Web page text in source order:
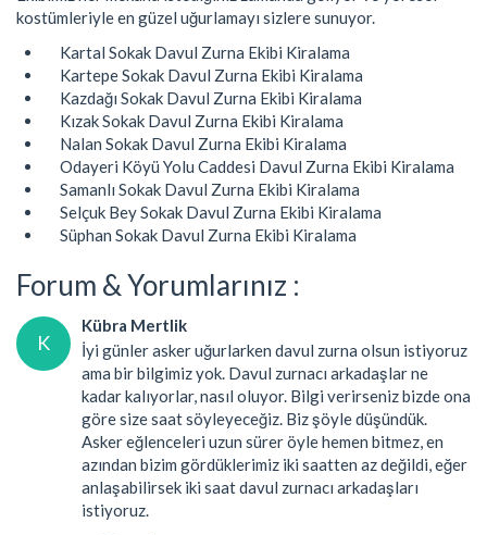
kostümleriyle en güzel uğurlamayı sizlere sunuyor.
Kartal Sokak Davul Zurna Ekibi Kiralama
Kartepe Sokak Davul Zurna Ekibi Kiralama
Kazdağı Sokak Davul Zurna Ekibi Kiralama
Kızak Sokak Davul Zurna Ekibi Kiralama
Nalan Sokak Davul Zurna Ekibi Kiralama
Odayeri Köyü Yolu Caddesi Davul Zurna Ekibi Kiralama
Samanlı Sokak Davul Zurna Ekibi Kiralama
Selçuk Bey Sokak Davul Zurna Ekibi Kiralama
Süphan Sokak Davul Zurna Ekibi Kiralama
Forum & Yorumlarınız :
K
Kübra Mertlik
İyi günler asker uğurlarken davul zurna olsun istiyoruz
ama bir bilgimiz yok. Davul zurnacı arkadaşlar ne
kadar kalıyorlar, nasıl oluyor. Bilgi verirseniz bizde ona
göre size saat söyleyeceğiz. Biz şöyle düşündük.
Asker eğlenceleri uzun sürer öyle hemen bitmez, en
azından bizim gördüklerimiz iki saatten az değildi, eğer
anlaşabilirsek iki saat davul zurnacı arkadaşları
istiyoruz.